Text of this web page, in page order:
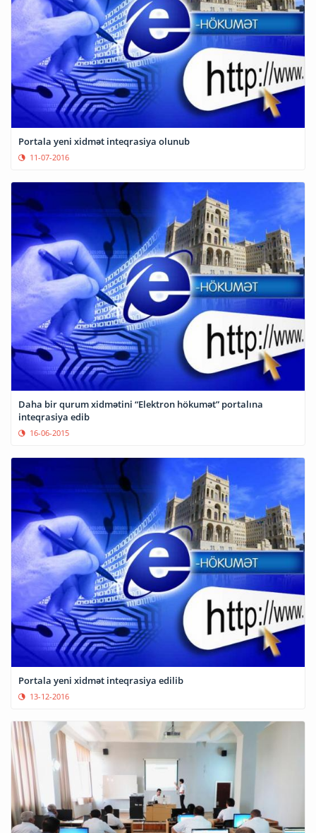
Portala yeni xidmət inteqrasiya olunub
11-07-2016
Daha bir qurum xidmətini “Elektron hökumət” portalına
inteqrasiya edib
16-06-2015
Portala yeni xidmət inteqrasiya edilib
13-12-2016